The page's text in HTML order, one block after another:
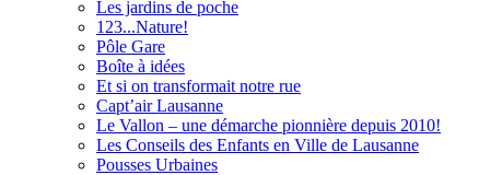
Les jardins de poche
123...Nature!
Pôle Gare
Boîte à idées
Et si on transformait notre rue
Capt’air Lausanne
Le Vallon – une démarche pionnière depuis 2010!
Les Conseils des Enfants en Ville de Lausanne
Pousses Urbaines